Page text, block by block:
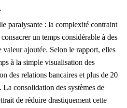
paralysante : la complexité contraint
un temps considérable à des
valeur ajoutée. Selon le rapport, elles
à la simple visualisation des
des relations bancaires et plus de 20
consolidation des systèmes de
de réduire drastiquement cette